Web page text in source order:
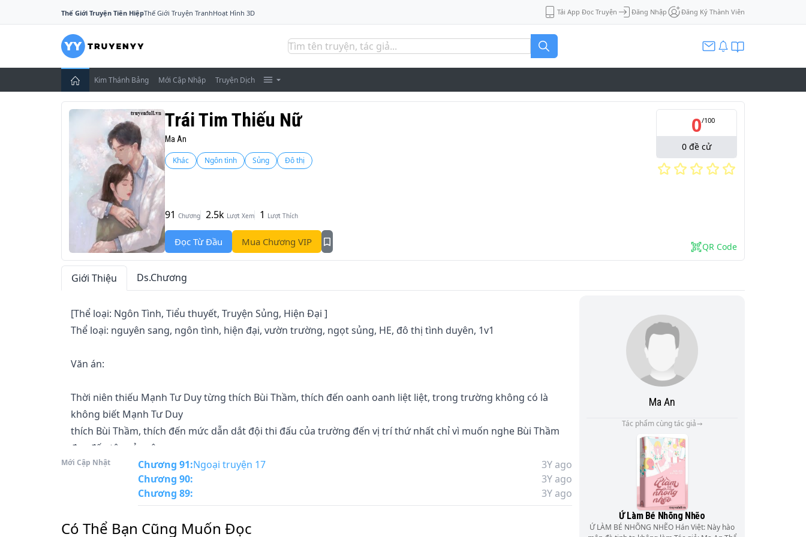
Thế Giới Truyện Tiên HiệpThế Giới Truyện TranhHoạt Hình 3D Tải App Đọc Truyện Đăng Nhập Đăng Ký Thành Viên
Kim Thánh Bảng Mới Cập Nhập Truyện Dịch
Trái Tim Thiếu Nữ
Ma An
Khác Ngôn tình Sủng Đô thị
91 Chương 2.5k Lượt Xem 1 Lượt Thích
Đọc Từ Đầu Mua Chương VIP
0/100
0 đề cử
QR Code
Giới Thiệu Ds.Chương
[Thể loại: Ngôn Tình, Tiểu thuyết, Truyện Sủng, Hiện Đại ]
Thể loại: nguyên sang, ngôn tình, hiện đại, vườn trường, ngọt sủng, HE, đô thị tình duyên, 1v1
Văn án:
Thời niên thiếu Mạnh Tư Duy từng thích Bùi Thầm, thích đến oanh oanh liệt liệt, trong trường không có là
không biết Mạnh Tư Duy
thích Bùi Thầm, thích đến mức dẫn dắt đội thi đấu của trường đến vị trí thứ nhất chỉ vì muốn nghe Bùi Thầm
đọc đến tên của cô,
thích đến nỗi từ bỏ thể dục bắt đầu ngày đêm bù lại bài học của tiết văn hóa, nhất định phải thi vào chung
một trường đại học với
Chỉ tiếc có một số việc nhất định phải dựa thiên phú, ví dụ như học hành.
Mới Cập Nhật Chương 91:Ngoại truyện 17
3Y ago
Chương 90:
3Y ago
Chương 89: 3Y ago
Có Thể Bạn Cũng Muốn Đọc
Ma An
Tác phẩm cùng tác giả
Ứ Làm Bé Nhõng Nhẽo
Ứ LÀM BÉ NHÕNG NHẼO Hán Việt: Này hào